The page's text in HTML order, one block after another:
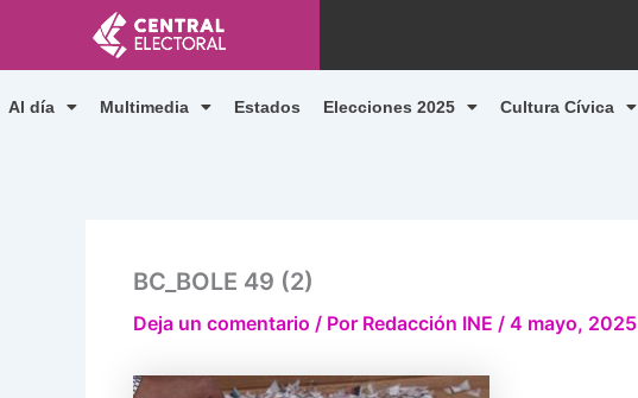
contenido
Al día Multimedia Estados Elecciones 2025 Cultura Cívica
BC_BOLE 49 (2)
Deja un comentario / Por Redacción INE / 4 mayo, 2025